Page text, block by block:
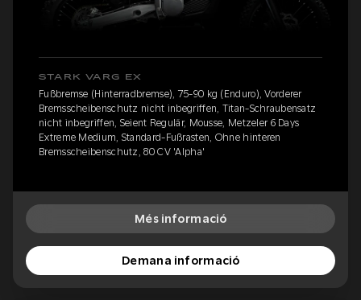
STARK VARG EX
Fußbremse (Hinterradbremse), 75-90 kg (Enduro), Vorderer
Bremsscheibenschutz nicht inbegriffen, Titan-Schraubensatz
nicht inbegriffen, Seient Regulär, Mousse, Metzeler 6 Days
Extreme Medium, Standard-Fußrasten, Ohne hinteren
Bremsscheibenschutz, 80 CV 'Alpha'
Més informació
Demana informació